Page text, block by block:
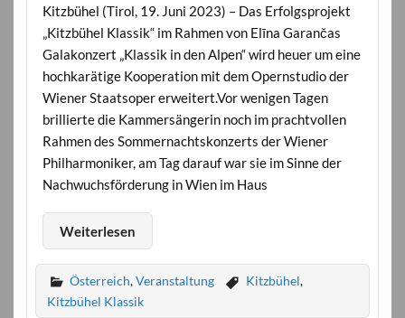
Kitzbühel (Tirol, 19. Juni 2023) – Das Erfolgsprojekt
„Kitzbühel Klassik“ im Rahmen von Elīna Garančas
Galakonzert „Klassik in den Alpen“ wird heuer um eine
hochkarätige Kooperation mit dem Opernstudio der
Wiener Staatsoper erweitert.Vor wenigen Tagen
brillierte die Kammersängerin noch im prachtvollen
Rahmen des Sommernachtskonzerts der Wiener
Philharmoniker, am Tag darauf war sie im Sinne der
Nachwuchsförderung in Wien im Haus
Weiterlesen
Österreich,Veranstaltung Kitzbühel,
Kitzbühel Klassik